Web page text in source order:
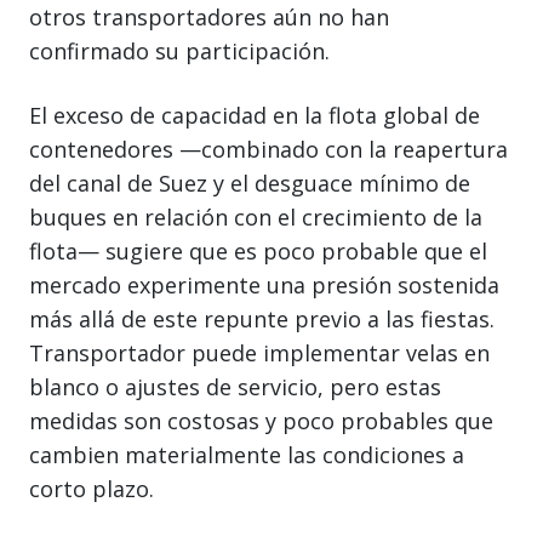
otros transportadores aún no han
confirmado su participación.
El exceso de capacidad en la flota global de
contenedores —combinado con la reapertura
del canal de Suez y el desguace mínimo de
buques en relación con el crecimiento de la
flota— sugiere que es poco probable que el
mercado experimente una presión sostenida
más allá de este repunte previo a las fiestas.
Transportador puede implementar velas en
blanco o ajustes de servicio, pero estas
medidas son costosas y poco probables que
cambien materialmente las condiciones a
corto plazo.